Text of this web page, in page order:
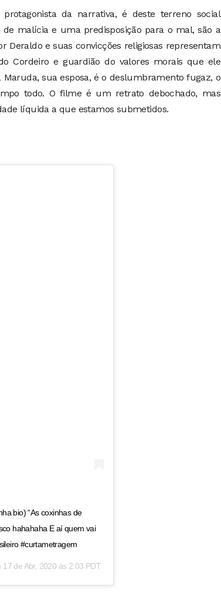
da narrativa, é deste terreno social
de malícia e uma predisposição para o mal, são a
Deraldo e suas convicções religiosas representam
Cordeiro e guardião do valores morais que ele
sua esposa, é o deslumbramento fugaz, o
todo. O filme é um retrato debochado, mas
líquida a que estamos submetidos.
bio) “As coxinhas de
hahahaha E aí quem vai
#curtametragem
17 de Abr, 2020 às 2:03 PDT